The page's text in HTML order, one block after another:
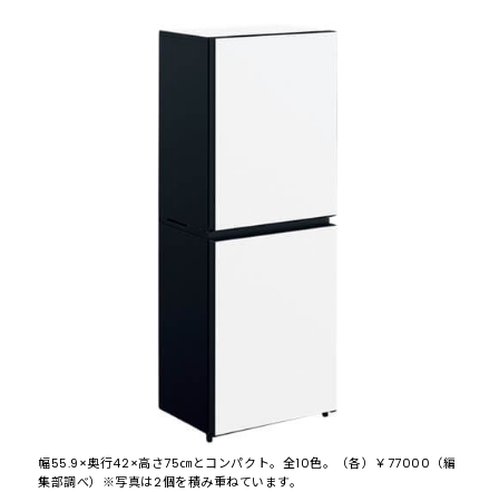
幅55.9×奥行42×高さ75㎝とコンパクト。全10色。（各）￥77000（編
集部調べ）※写真は2個を積み重ねています。